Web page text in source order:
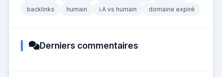
backlinks
humain i.A vs humain domaine expiré
Derniers commentaires